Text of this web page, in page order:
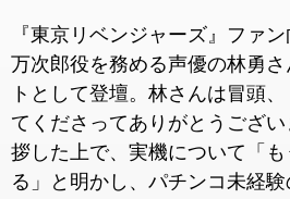
『東京リベンジャーズ』ファ
万次郎役を務める声優の林勇
トとして登壇。林さんは冒頭
てくださってありがとうござ
拶した上で、実機について「
る」と明かし、パチンコ未経